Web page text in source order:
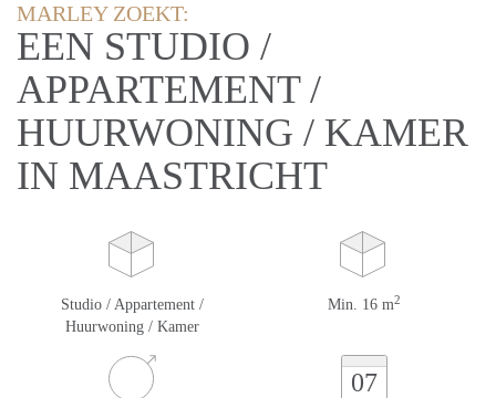
MARLEY ZOEKT:
EEN STUDIO /
APPARTEMENT /
HUURWONING / KAMER
IN MAASTRICHT
Studio / Appartement /
Huurwoning / Kamer
Min. 16 m2
07